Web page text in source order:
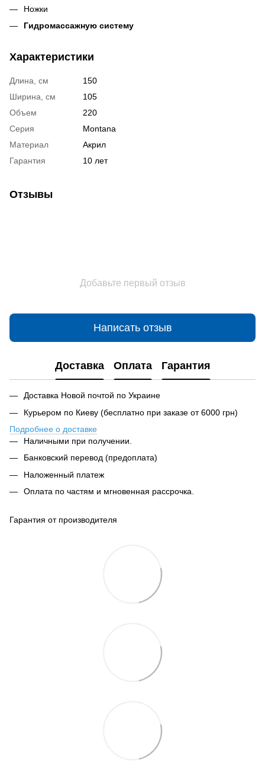
Ножки
Гидромассажную систему
Характеристики
Длина, см
150
Ширина, см
105
Объем
220
Серия
Montana
Материал
Акрил
Гарантия
10 лет
Отзывы
Добавьте первый отзыв
Написать отзыв
Доставка Оплата Гарантия
Доставка Новой почтой по Украине
Курьером по Киеву (бесплатно при заказе от 6000 грн)
Подробнее о доставке
Наличными при получении.
Банковский перевод (предоплата)
Наложенный платеж
Оплата по частям и мгновенная рассрочка.
Гарантия от производителя